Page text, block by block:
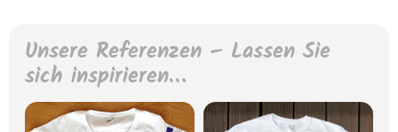
Unsere Referenzen – Lassen Sie
sich inspirieren…